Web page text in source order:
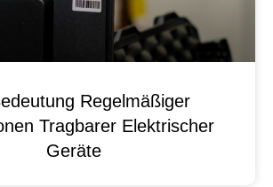
Regelmäßiger
Tragbarer Elektrischer
Geräte